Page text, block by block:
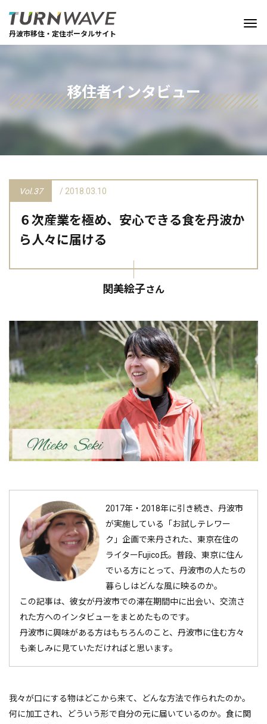
丹波市移住・定住ポータルサイト
移住者インタビュー
Vol.37 / 2018.03.10
６次産業を極め、安心できる食を丹波か
ら人々に届ける
関美絵子さん
2017年・2018年に引き続き、丹波市
が実施している「お試しテレワー
ク」企画で来丹された、東京在住の
ライターFujico氏。普段、東京に住ん
でいる方にとって、丹波市の人たちの
暮らしはどんな風に映るのか。
この記事は、彼女が丹波市での滞在期間中に出会い、交流さ
れた方へのインタビューをまとめたものです。
丹波市に興味がある方はもちろんのこと、丹波市に住む方々
も楽しみに見ていただければと思います。
我々が口にする物はどこから来て、どんな方法で作られたのか。
何に加工され、どういう形で自分の元に届いているのか。食に関